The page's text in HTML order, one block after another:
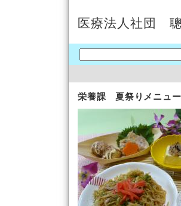
医療法人社団
栄養課 夏祭りメニュー